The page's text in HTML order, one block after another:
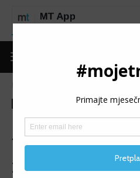
Izdvojeno Trke Najave
5.
Trčanje,
zabava